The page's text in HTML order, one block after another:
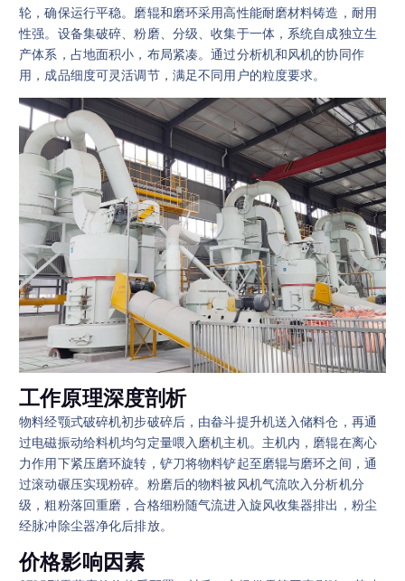
轮，确保运行平稳。磨辊和磨环采用高性能耐磨材料铸造，耐用
性强。设备集破碎、粉磨、分级、收集于一体，系统自成独立生
产体系，占地面积小，布局紧凑。通过分析机和风机的协同作
用，成品细度可灵活调节，满足不同用户的粒度要求。
工作原理深度剖析
物料经颚式破碎机初步破碎后，由畚斗提升机送入储料仓，再通
过电磁振动给料机均匀定量喂入磨机主机。主机内，磨辊在离心
力作用下紧压磨环旋转，铲刀将物料铲起至磨辊与磨环之间，通
过滚动碾压实现粉碎。粉磨后的物料被风机气流吹入分析机分
级，粗粉落回重磨，合格细粉随气流进入旋风收集器排出，粉尘
经脉冲除尘器净化后排放。
价格影响因素